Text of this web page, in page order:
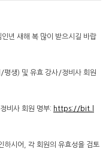
년 새해 복 많이 받으시길 바랍
생) 및 유효 강사/정비사 회원
비사 회원 명부: https://bit.l
하시어, 각 회원의 유효성을 검토